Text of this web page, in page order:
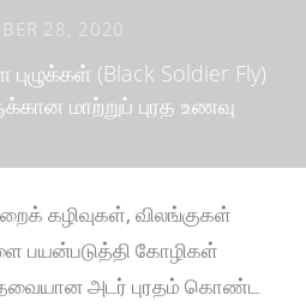
28, 2020
(Black Soldier Fly)
மாற்றுப் புரத உணவு
கழிவுகள், விலங்குகள்
பயன்படுத்தி கோழிகள்
அடர் புரதம் கொண்ட